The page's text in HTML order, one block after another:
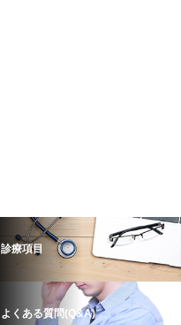
診療項目
よくある質問(Q&A)